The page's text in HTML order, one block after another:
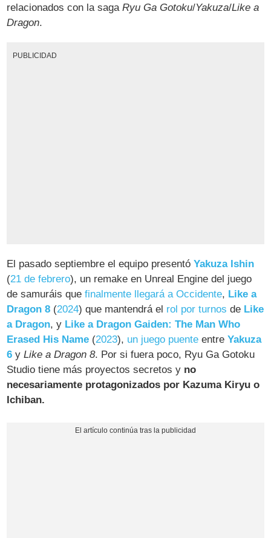
relacionados con la sagaRyu Ga Gotoku/Yakuza/Like a
Dragon.
PUBLICIDAD
El pasado septiembre el equipo presentóYakuza Ishin
(21 de febrero), un remake en Unreal Engine del juego
de samuráis quefinalmente llegará a Occidente, Like a
Dragon 8 (2024) que mantendrá el rol por turnos de Like
a Dragon, y Like a Dragon Gaiden: The Man Who
Erased His Name (2023), un juego puente entreYakuza
6 yLike a Dragon 8. Por si fuera poco, Ryu Ga Gotoku
Studio tiene más proyectos secretos y no
necesariamente protagonizados por Kazuma Kiryu o
Ichiban.